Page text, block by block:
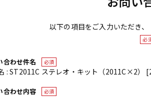
以下の項目をご入力いただき、
必
合わせ件名 必須
: ST2011C ステレオ・キット（2011C×2）
合わせ内容 必須